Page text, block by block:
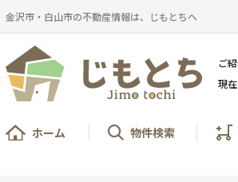
金沢市・白山市の不動産情報は、じもとちへ
ご
現在
ホーム 物件検索